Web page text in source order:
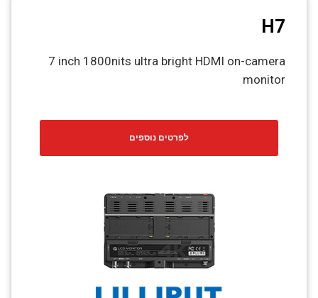
H7
7 inch 1800nits ultra bright HDMI on-camera
monitor
לפרטים נוספים